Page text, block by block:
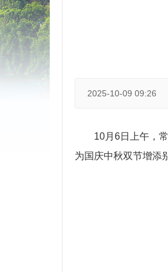
2025-10-09 09:26
10月6日上午，
为国庆中秋双节增添